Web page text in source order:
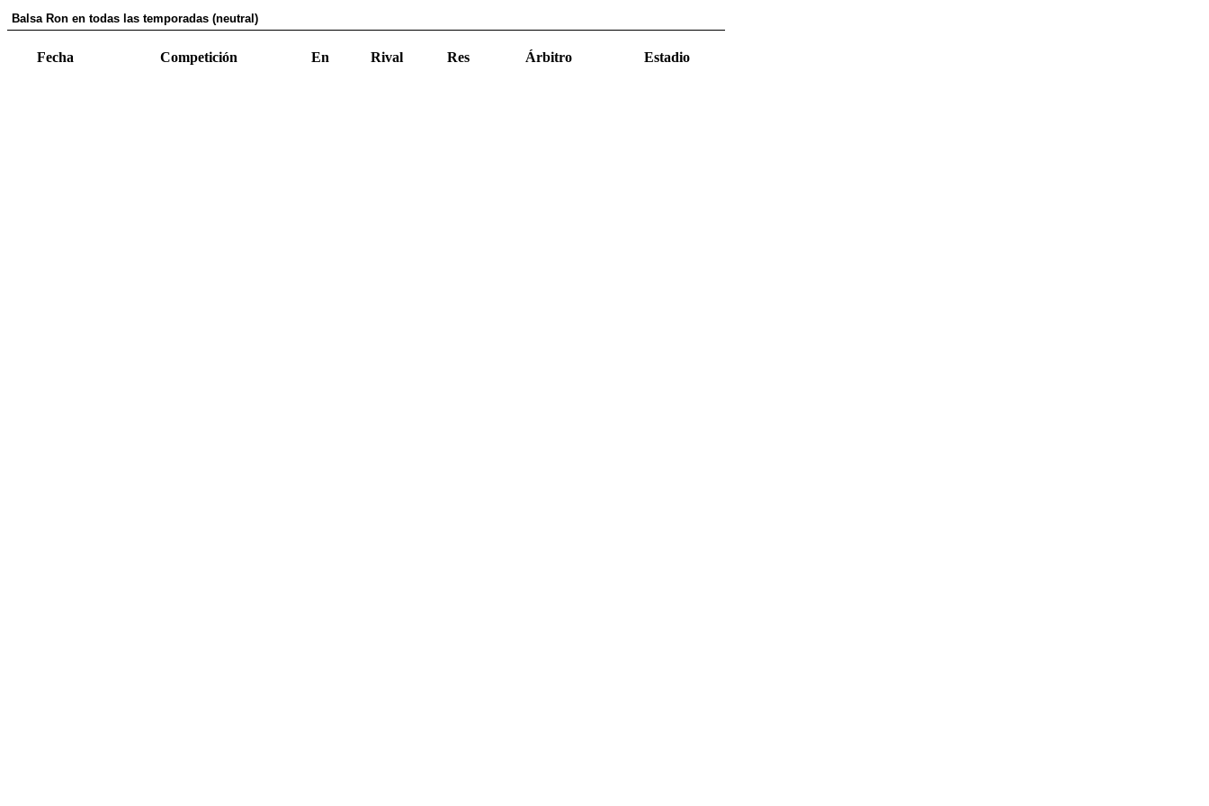
Balsa Ron en todas las temporadas (neutral)
Fecha Competición En Rival Res Árbitro Estadio